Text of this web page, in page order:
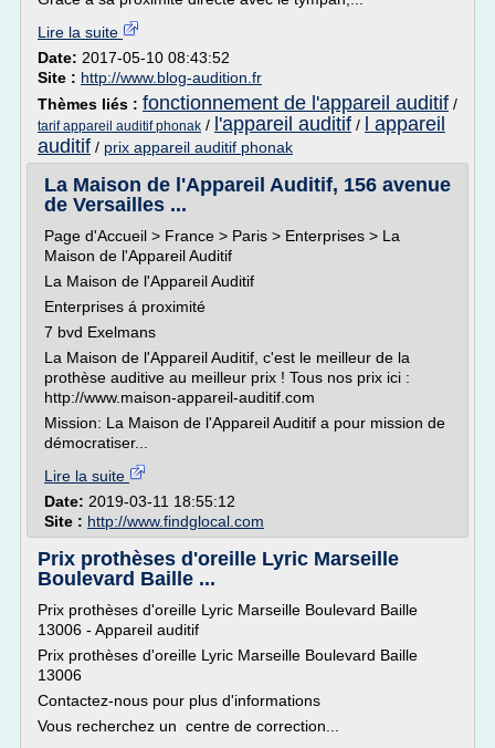
Lire la suite
Date: 2017-05-10 08:43:52
Site : http://www.blog-audition.fr
Thèmes liés : fonctionnement de l'appareil auditif /
tarif appareil auditif phonak / l'appareil auditif /
l appareil
auditif / prix appareil auditif phonak
La Maison de l'Appareil Auditif, 156 avenue
de Versailles ...
Page d'Accueil > France > Paris > Enterprises > La
Maison de l'Appareil Auditif
La Maison de l'Appareil Auditif
Enterprises á proximité
7 bvd Exelmans
La Maison de l'Appareil Auditif, c'est le meilleur de la
prothèse auditive au meilleur prix ! Tous nos prix ici :
http://www.maison-appareil-auditif.com
Mission: La Maison de l'Appareil Auditif a pour mission de
démocratiser...
Lire la suite
Date: 2019-03-11 18:55:12
Site : http://www.findglocal.com
Prix prothèses d'oreille Lyric Marseille
Boulevard Baille ...
Prix prothèses d'oreille Lyric Marseille Boulevard Baille
13006 - Appareil auditif
Prix prothèses d'oreille Lyric Marseille Boulevard Baille
13006
Contactez-nous pour plus d'informations
Vous recherchez un centre de correction...